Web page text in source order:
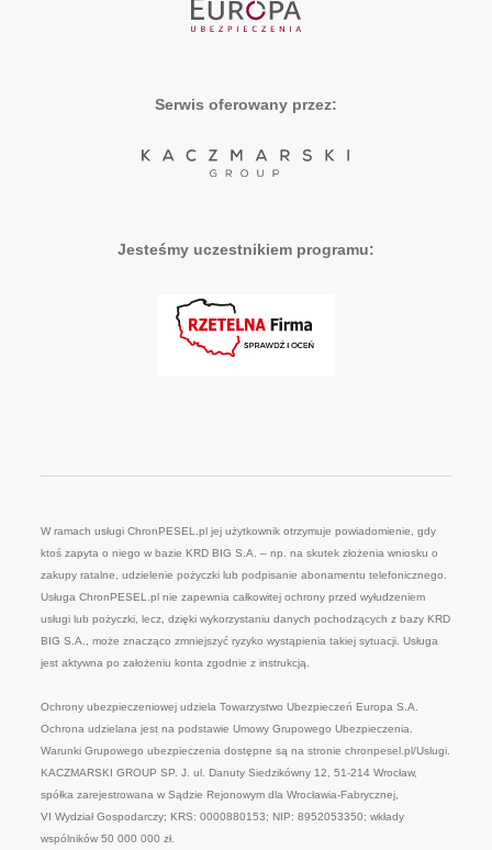
Serwis oferowany przez:
Jesteśmy uczestnikiem programu:
W ramach usługi ChronPESEL.pl jej użytkownik otrzymuje powiadomienie, gdy
ktoś zapyta o niego w bazie KRD BIG S.A. – np. na skutek złożenia wniosku o
zakupy ratalne, udzielenie pożyczki lub podpisanie abonamentu telefonicznego.
Usługa ChronPESEL.pl nie zapewnia całkowitej ochrony przed wyłudzeniem
usługi lub pożyczki, lecz, dzięki wykorzystaniu danych pochodzących z bazy KRD
BIG S.A., może znacząco zmniejszyć ryzyko wystąpienia takiej sytuacji. Usługa
jest aktywna po założeniu konta zgodnie z instrukcją.
Ochrony ubezpieczeniowej udziela Towarzystwo Ubezpieczeń Europa S.A.
Ochrona udzielana jest na podstawie Umowy Grupowego Ubezpieczenia.
Warunki Grupowego ubezpieczenia dostępne są na stronie chronpesel.pl/Uslugi.
KACZMARSKI GROUP SP. J. ul. Danuty Siedzikówny 12, 51-214 Wrocław,
spółka zarejestrowana w Sądzie Rejonowym dla Wrocławia-Fabrycznej,
VI Wydział Gospodarczy; KRS: 0000880153; NIP: 8952053350; wkłady
wspólników 50 000 000 zł.